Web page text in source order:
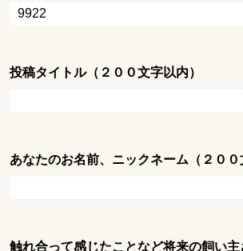
投稿タイトル（２００文字以内）
あなたのお名前、ニックネーム（２００
触れ合って感じたことなど将来の飼い